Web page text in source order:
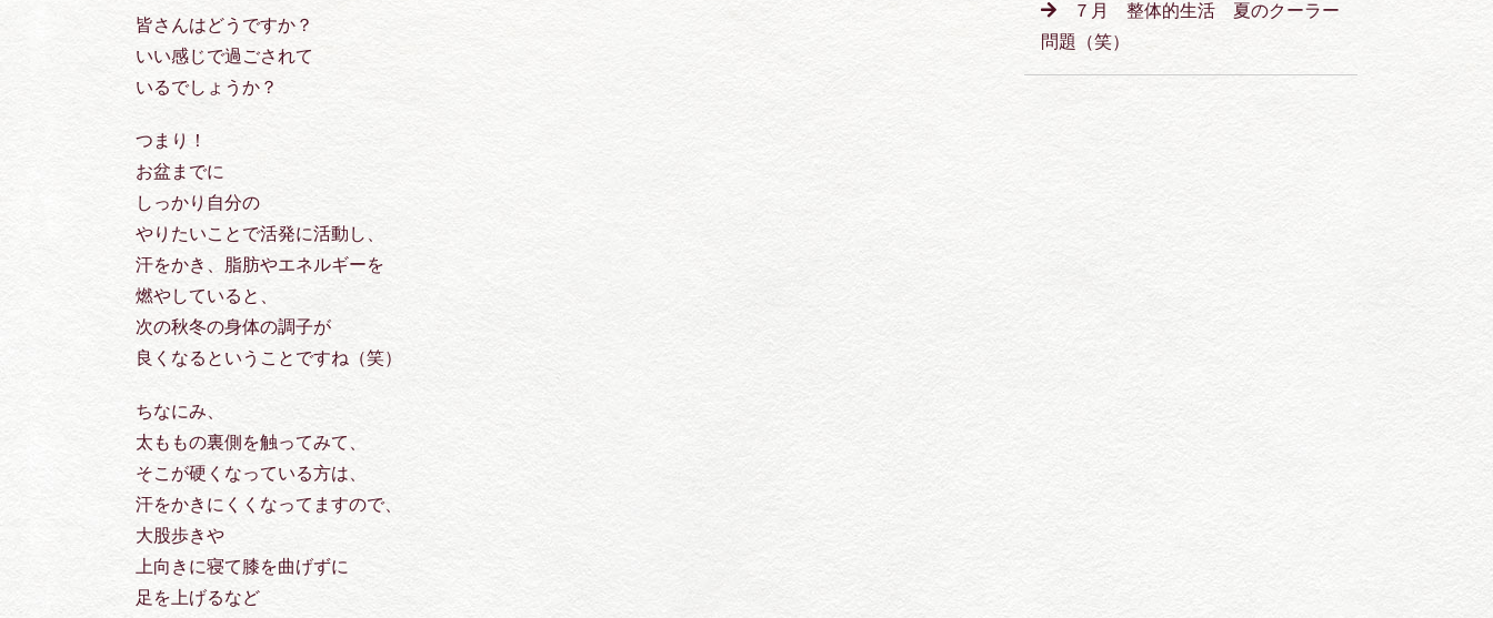
皆さんはどうですか？
いい感じで過ごされて
いるでしょうか？
つまり！
お盆までに
しっかり自分の
やりたいことで活発に活動し、
汗をかき、脂肪やエネルギーを
燃やしていると、
次の秋冬の身体の調子が
良くなるということですね（笑）
ちなにみ、
太ももの裏側を触ってみて、
そこが硬くなっている方は、
汗をかきにくくなってますので、
大股歩きや
上向きに寝て膝を曲げずに
足を上げるなど
７月 整体的生活 夏のクーラー
問題（笑）